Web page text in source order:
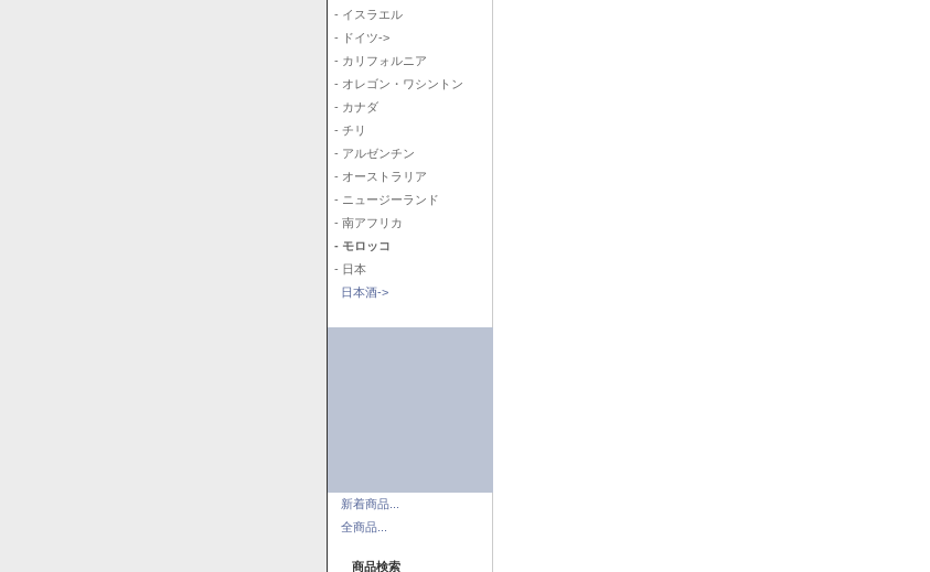
- イスラエル
- ドイツ->
- カリフォルニア
- オレゴン・ワシントン
- カナダ
- チリ
- アルゼンチン
- オーストラリア
- ニュージーランド
- 南アフリカ
- モロッコ
- 日本
日本酒->
新着商品...
全商品...
商品検索